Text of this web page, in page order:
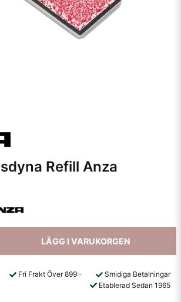
Refill Anza
LÄGG I VARUKORGEN
Fri Frakt Över 899:-
Smidiga Betalningar
Etablerad Sedan 1965